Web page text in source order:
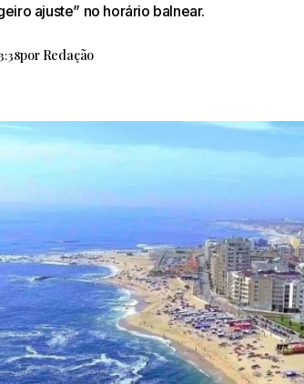
ajuste” no horário balnear.
por Redação